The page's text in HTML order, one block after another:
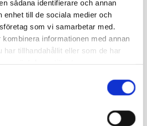
sådana identifierare och annan
enhet till de sociala medier och
som vi samarbetar med.
informationen med annan
har tillhandahållit eller som de har